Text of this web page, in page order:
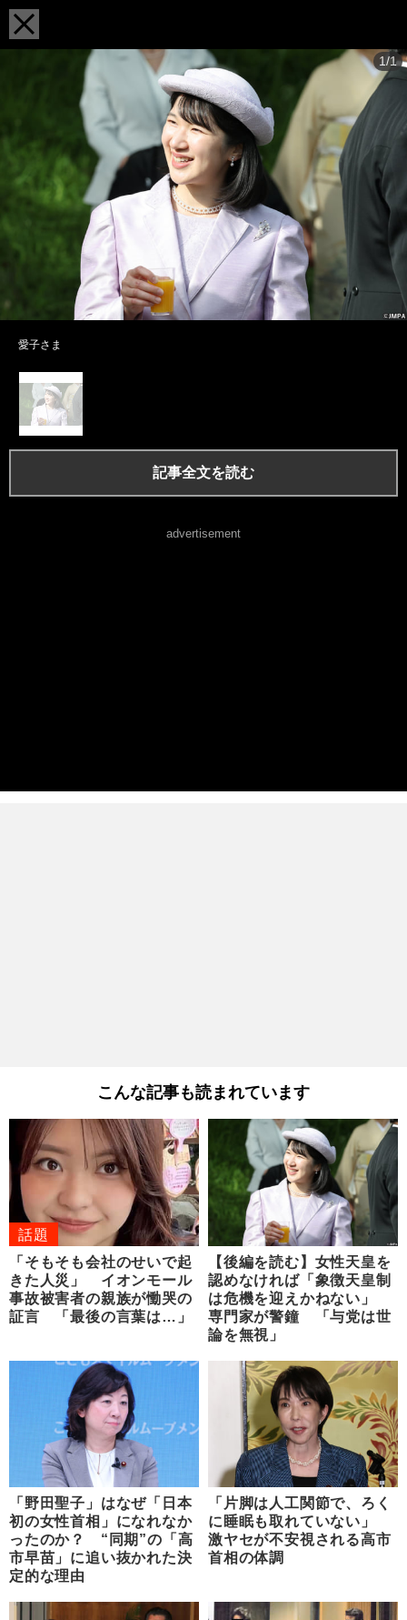
1/1
愛子さま
記事全文を読む
advertisement
こんな記事も読まれています
話題
「そもそも会社のせいで起
きた人災」 イオンモール
事故被害者の親族が慟哭の
証言 「最後の言葉は…」
【後編を読む】女性天皇を
認めなければ「象徴天皇制
は危機を迎えかねない」
専門家が警鐘 「与党は世
論を無視」
「野田聖子」はなぜ「日本
初の女性首相」になれなか
ったのか？ “同期”の「高
市早苗」に追い抜かれた決
定的な理由
「片脚は人工関節で、ろく
に睡眠も取れていない」
激ヤセが不安視される高市
首相の体調